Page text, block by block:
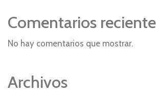
Comentarios
No hay comentarios que mostrar.
Archivos